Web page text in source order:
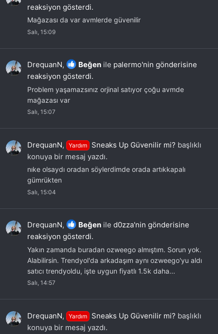
reaksiyon gösterdi.
Mağazası da var avmlerde güvenilir
Salı, 15:09
DrequanN, Beğen ile palermo'nin gönderisine
reaksiyon gösterdi.
Problem yaşamazsınız orjinal satıyor çoğu avmde
mağazası var
Salı, 15:07
DrequanN, Yardım Sneaks Up Güvenilir mi? başlıklı
konuya bir mesaj yazdı.
nıke olsaydı oradan söylerdimde orada artıkkapalı
gümrükten
Salı, 15:04
DrequanN, Beğen ile d0zza'nin gönderisine
reaksiyon gösterdi.
Yakın zamanda buradan ozweego almıştım. Sorun yok.
Alabilirsin. Trendyol'da arkadaşım aynı ozweego'yu aldı
satıcı trendyoldu, işte uygun fiyatlı 1.5k daha...
Salı, 14:57
DrequanN, Yardım Sneaks Up Güvenilir mi? başlıklı
konuya bir mesaj yazdı.